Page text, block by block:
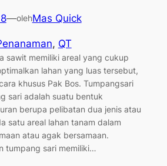
—olehMas Quick
, QT
sawit memiliki areal yang cukup
lahan yang luas tersebut,
khusus Pak Bos. Tumpangsari
sari adalah suatu bentuk
berupa pelibatan dua jenis atau
satu areal lahan tanam dalam
atau agak bersamaan.
tumpang sari memiliki…